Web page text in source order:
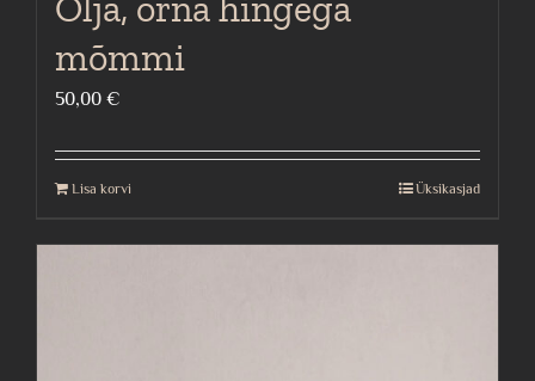
mõmmi
50,00 €
Lisa korvi Üksikasjad